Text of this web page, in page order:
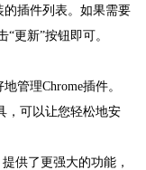
插件列表。如果需要
更新”按钮即可。
管理Chrome插件。
，可以让您轻松地安
供了更强大的功能，